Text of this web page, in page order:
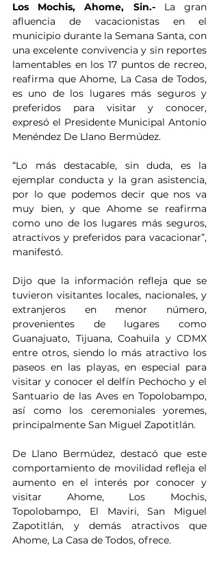
Los Mochis, Ahome, Sin.- La gran
afluencia de vacacionistas en el
municipio durante la Semana Santa, con
una excelente convivencia y sin reportes
lamentables en los 17 puntos de recreo,
reafirma que Ahome, La Casa de Todos,
es uno de los lugares más seguros y
preferidos para visitar y conocer,
expresó el Presidente Municipal Antonio
Menéndez De Llano Bermúdez.
“Lo más destacable, sin duda, es la
ejemplar conducta y la gran asistencia,
por lo que podemos decir que nos va
muy bien, y que Ahome se reafirma
como uno de los lugares más seguros,
atractivos y preferidos para vacacionar”,
manifestó.
Dijo que la información refleja que se
tuvieron visitantes locales, nacionales, y
extranjeros en menor número,
provenientes de lugares como
Guanajuato, Tijuana, Coahuila y CDMX
entre otros, siendo lo más atractivo los
paseos en las playas, en especial para
visitar y conocer el delfín Pechocho y el
Santuario de las Aves en Topolobampo,
así como los ceremoniales yoremes,
principalmente San Miguel Zapotitlán.
De Llano Bermúdez, destacó que este
comportamiento de movilidad refleja el
aumento en el interés por conocer y
visitar Ahome, Los Mochis,
Topolobampo, El Maviri, San Miguel
Zapotitlán, y demás atractivos que
Ahome, La Casa de Todos, ofrece.